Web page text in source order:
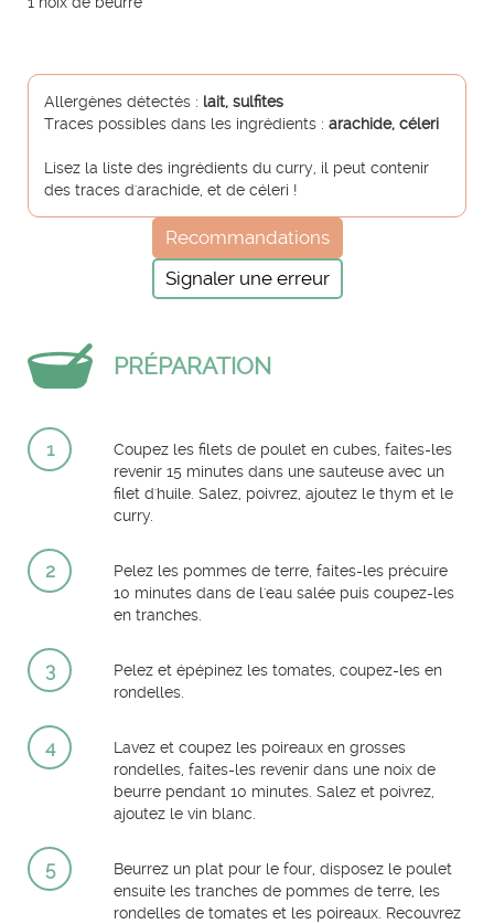
Allergènes détectés : lait, sulfites
Traces possibles dans les ingrédients : arachide, céleri
Lisez la liste des ingrédients du curry, il peut contenir
des traces d'arachide, et de céleri !
Recommandations
Signaler une erreur
PRÉPARATION
1
Coupez les filets de poulet en cubes, faites-les
revenir 15 minutes dans une sauteuse avec un
filet d'huile. Salez, poivrez, ajoutez le thym et le
curry.
2
Pelez les pommes de terre, faites-les précuire
10 minutes dans de l'eau salée puis coupez-les
en tranches.
3
Pelez et épépinez les tomates, coupez-les en
rondelles.
4
Lavez et coupez les poireaux en grosses
rondelles, faites-les revenir dans une noix de
beurre pendant 10 minutes. Salez et poivrez,
ajoutez le vin blanc.
5
Beurrez un plat pour le four, disposez le poulet
ensuite les tranches de pommes de terre, les
rondelles de tomates et les poireaux. Recouvrez